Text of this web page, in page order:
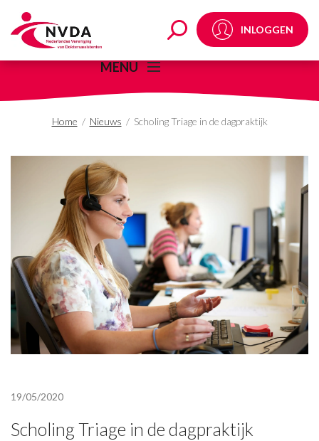
Scholing Triage in de
INLOGGEN
MENU
Home / Nieuws / Scholing Triage in de dagpraktijk
19/05/2020
Scholing Triage in de dagpraktijk